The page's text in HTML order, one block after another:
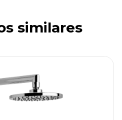
similares